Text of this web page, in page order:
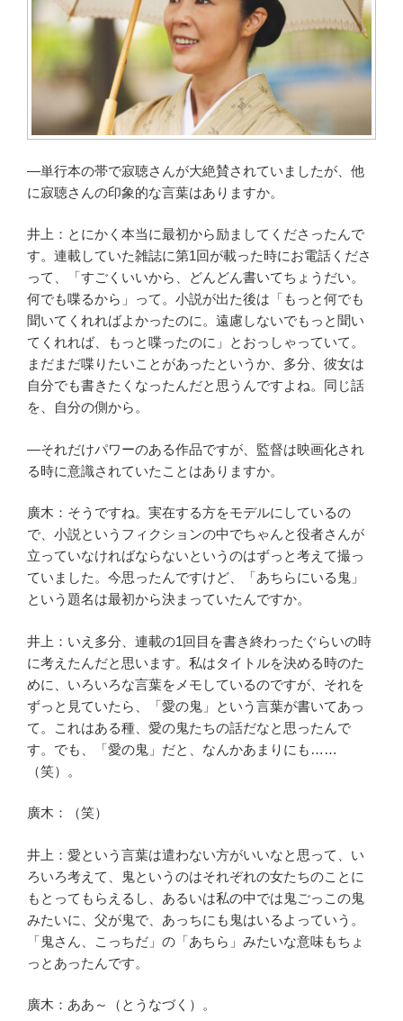
―単行本の帯で寂聴さんが大絶賛されていましたが、他
に寂聴さんの印象的な言葉はありますか。
井上：とにかく本当に最初から励ましてくださったんで
す。連載していた雑誌に第1回が載った時にお電話くださ
って、「すごくいいから、どんどん書いてちょうだい。
何でも喋るから」って。小説が出た後は「もっと何でも
聞いてくれればよかったのに。遠慮しないでもっと聞い
てくれれば、もっと喋ったのに」とおっしゃっていて。
まだまだ喋りたいことがあったというか、多分、彼女は
自分でも書きたくなったんだと思うんですよね。同じ話
を、自分の側から。
―それだけパワーのある作品ですが、監督は映画化され
る時に意識されていたことはありますか。
廣木：そうですね。実在する方をモデルにしているの
で、小説というフィクションの中でちゃんと役者さんが
立っていなければならないというのはずっと考えて撮っ
ていました。今思ったんですけど、「あちらにいる鬼」
という題名は最初から決まっていたんですか。
井上：いえ多分、連載の1回目を書き終わったぐらいの時
に考えたんだと思います。私はタイトルを決める時のた
めに、いろいろな言葉をメモしているのですが、それを
ずっと見ていたら、「愛の鬼」という言葉が書いてあっ
て。これはある種、愛の鬼たちの話だなと思ったんで
す。でも、「愛の鬼」だと、なんかあまりにも……
（笑）。
廣木：（笑）
井上：愛という言葉は遣わない方がいいなと思って、い
ろいろ考えて、鬼というのはそれぞれの女たちのことに
もとってもらえるし、あるいは私の中では鬼ごっこの鬼
みたいに、父が鬼で、あっちにも鬼はいるよっていう。
「鬼さん、こっちだ」の「あちら」みたいな意味もちょ
っとあったんです。
廣木：ああ～（とうなづく）。